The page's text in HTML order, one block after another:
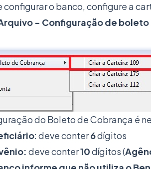
configurar o banco, configure a
- Configuração de boleto
do Boleto de Cobrança é
: deve conter6dígitos
deve conter10dígitos (